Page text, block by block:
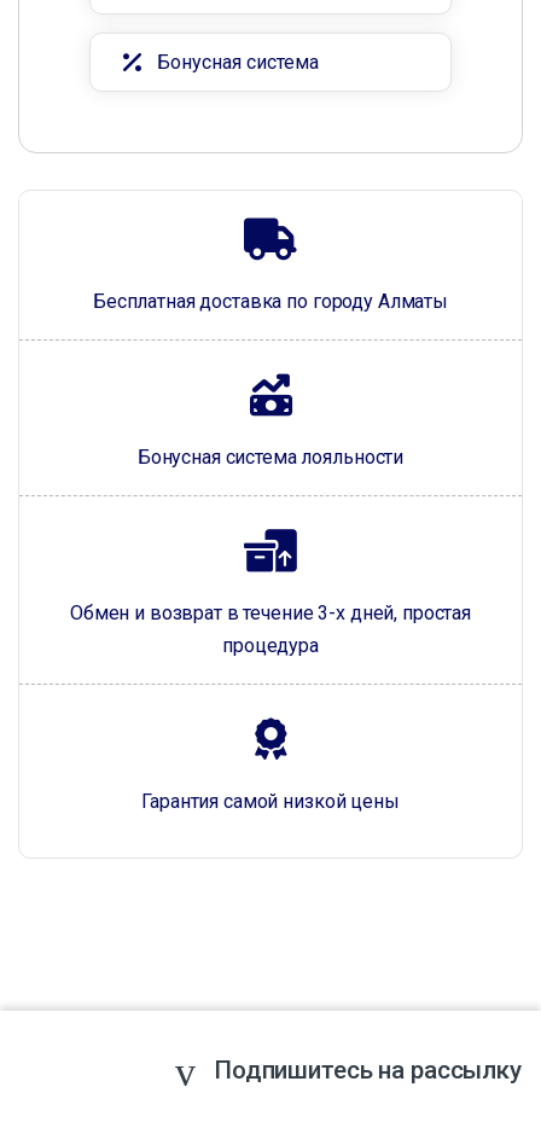
Бесплатная доставка по городу Алматы
Бонусная система лояльности
Обмен и возврат в течение 3-х дней, простая
процедура
Гарантия самой низкой цены
Бонусная система
Подпишитесь на рассылку